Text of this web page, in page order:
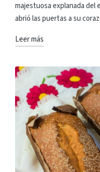
majestuosa explanada del
abrió las puertas a su
Leer más